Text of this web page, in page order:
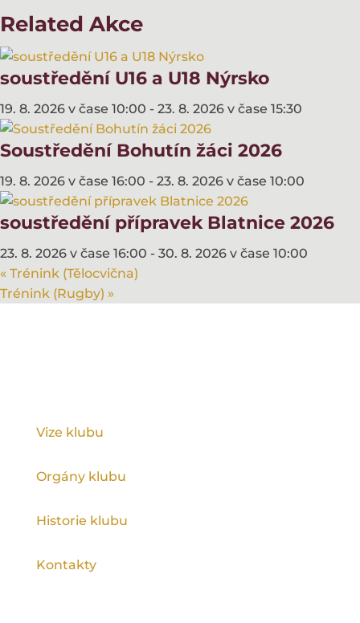
Related Akce
soustředění U16 a U18 Nýrsko
19. 8. 2026 v čase 10:00 - 23. 8. 2026 v čase 15:30
Soustředění Bohutín žáci 2026
19. 8. 2026 v čase 16:00 - 23. 8. 2026 v čase 10:00
soustředění přípravek Blatnice 2026
23. 8. 2026 v čase 16:00 - 30. 8. 2026 v čase 10:00
« Trénink (Tělocvična)
Trénink (Rugby) »
Vize klubu
Orgány klubu
Historie klubu
Kontakty